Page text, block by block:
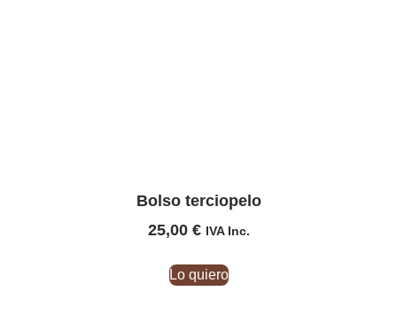
Bolso terciopelo
25,00 € IVA Inc.
Lo quiero